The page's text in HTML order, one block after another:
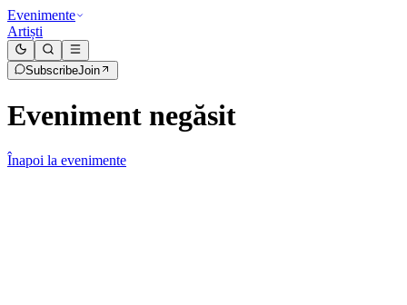
Evenimente
Artiști
SubscribeJoin
Eveniment negăsit
Înapoi la evenimente